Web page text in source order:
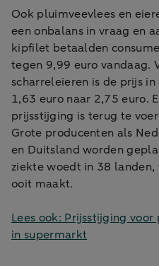
Ook pluimveevlees en
een onbalans in vraag en
kipfilet betaalden
tegen 9,99 euro vandaag.
scharreleieren is de prijs
1,63 euro naar 2,75 euro.
prijsstijging is terug te
Grote producenten als
en Duitsland worden
ziekte woedt in 38
ooit maakt.
Lees ook: Prijsstijging
in supermarkt